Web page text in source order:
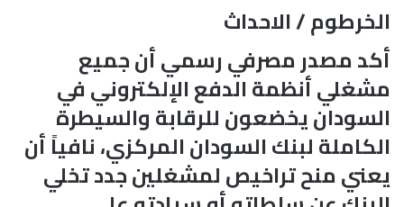
الخرطوم / الاحداث
أكد مصدر مصرفي رسمي أن جميع
مشغلي أنظمة الدفع الإلكتروني في
السودان يخضعون للرقابة والسيطرة
الكاملة لبنك السودان المركزي، نافياً أن
يعني منح تراخيص لمشغلين جدد تخلي